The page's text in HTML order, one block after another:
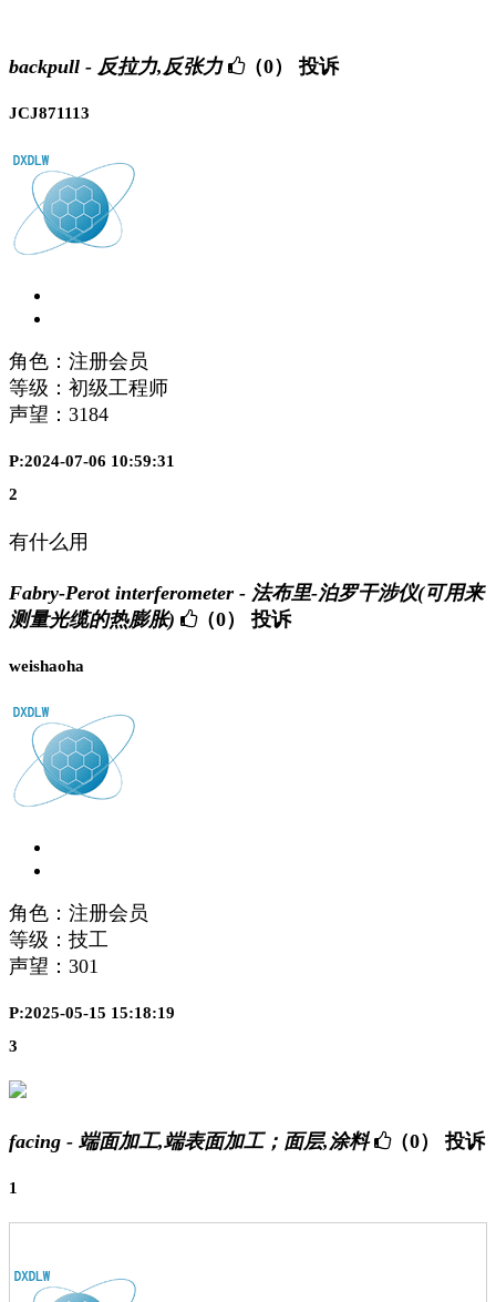
backpull - 反拉力,反张力 （0） 投诉
JCJ871113
角色：注册会员
等级：初级工程师
声望： 3184
P:2024-07-06 10:59:31
2
有什么用
Fabry-Perot interferometer - 法布里-泊罗干涉仪(可用来
测量光缆的热膨胀)
（0） 投诉
weishaoha
角色：注册会员
等级：技工
声望： 301
P:2025-05-15 15:18:19
3
facing - 端面加工,端表面加工；面层,涂料 （0） 投诉
1